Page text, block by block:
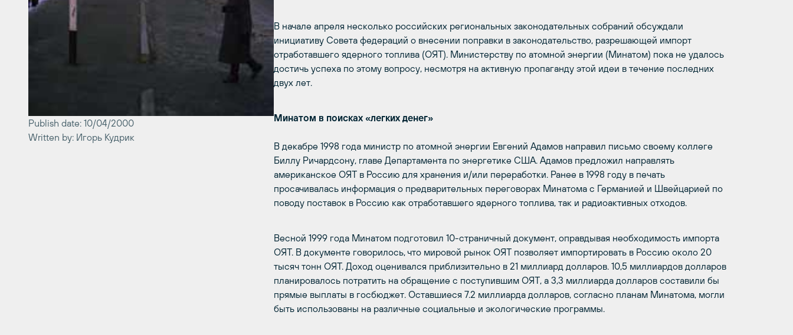
Publish date: 10/04/2000
Written by: Игорь Кудрик
В начале апреля несколько российских региональных законодательных собраний обсуждали
инициативу Совета федераций о внесении поправки в законодательство, разрешающей импорт
отработавшего ядерного топлива (ОЯТ). Министерству по атомной энергии (Минатом) пока не удалось
достичь успеха по этому вопросу, несмотря на активную пропаганду этой идеи в течение последних
двух лет.
Минатом в поисках «легких денег»
В декабре 1998 года министр по атомной энергии Евгений Адамов направил письмо своему коллеге
Биллу Ричардсону, главе Департамента по энергетике США. Адамов предложил направлять
американское ОЯТ в Россию для хранения и/или переработки. Ранее в 1998 году в печать
просачивалась информация о предварительных переговорах Минатома с Германией и Швейцарией по
поводу поставок в Россию как отработавшего ядерного топлива, так и радиоактивных отходов.
Весной 1999 года Минатом подготовил 10-страничный документ, оправдывая необходимость импорта
ОЯТ. В документе говорилось, что мировой рынок ОЯТ позволяет импортировать в Россию около 20
тысяч тонн ОЯТ. Доход оценивался приблизительно в 21 миллиард долларов. 10,5 миллиардов долларов
планировалось потратить на обращение с поступившим ОЯТ, а 3,3 миллиарда долларов составили бы
прямые выплаты в госбюджет. Оставшиеся 7.2 миллиарда долларов, согласно планам Минатома, могли
быть использованы на различные социальные и экологические программы.